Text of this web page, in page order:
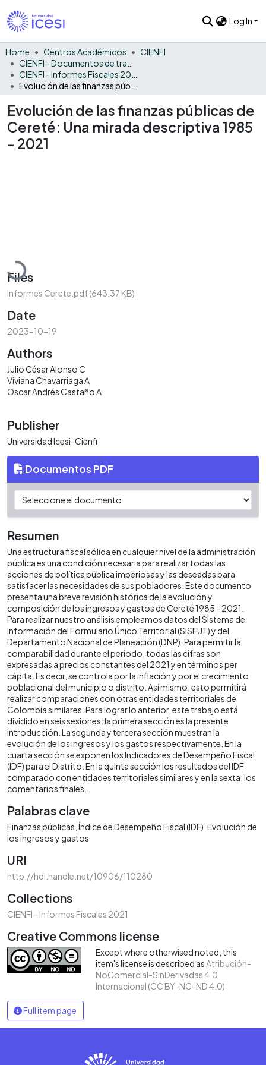
Log In
Home Centros Académicos
CIENFI
Evolución de las finanzas públicas de
Cereté: Una mirada descriptiva 1985
- 2021
Loading...
Files
Informes Cerete.pdf(643.37 KB)
Date
2023-10-19
Authors
Julio César Alonso C
Viviana Chavarriaga A
Oscar Andrés Castaño A
Publisher
Universidad Icesi-Cienfi
Documentos PDF
Resumen
Una estructura fiscal sólida en cualquier nivel de la administración
pública es una condición necesaria para realizar todas las
acciones de política pública imperiosas y las deseadas para
satisfacer las necesidades de sus pobladores. Este documento
presenta una breve revisión histórica de la evolución y
composición de los ingresos y gastos de Cereté 1985 - 2021.
Para realizar nuestro análisis empleamos datos del Sistema de
Información del Formulario Único Territorial (SISFUT) y del
Departamento Nacional de Planeación (DNP). Para permitir la
comparabilidad durante el periodo, todas las cifras son
expresadas a precios constantes del 2021 y en términos per
cápita. Es decir, se controla por la inflación y por el crecimiento
poblacional del municipio o distrito. Así mismo, esto permitirá
realizar comparaciones con otras entidades territoriales de
Colombia similares. Para lograr lo anterior, este trabajo está
dividido en seis sesiones: la primera sección es la presente
introducción. La segunda y tercera sección muestran la
evolución de los ingresos y los gastos respectivamente. En la
cuarta sección se exponen los Indicadores de Desempeño Fiscal
(IDF) para el Distrito. En la quinta sección los resultados del IDF
comparado con entidades territoriales similares y en la sexta, los
comentarios finales.
Palabras clave
Finanzas públicas Índice de Desempeño Fiscal (IDF) Evolución de
los ingresos y gastos
URI
http://hdl.handle.net/10906/110280
Collections
CIENFI - Informes Fiscales 2021
Creative Commons license
Except where otherwised noted, this
item's license is described asAtribución-
NoComercial-SinDerivadas 4.0
Internacional (CC BY-NC-ND 4.0)
Full item page